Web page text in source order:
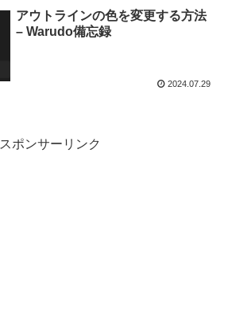
アウトラインの色を変更する方法
– Warudo備忘録
2024.07.29
スポンサーリンク